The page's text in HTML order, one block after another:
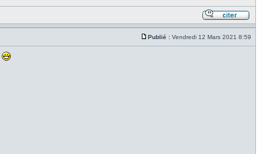
Publié : Vendredi 12 Mars 2021 8:59